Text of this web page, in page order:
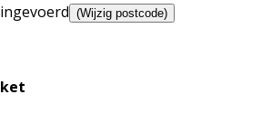
(Wijzig postcode)